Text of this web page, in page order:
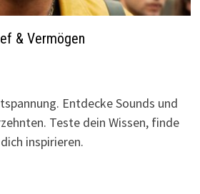
& Vermögen
Entdecke Sounds und
Teste dein Wissen, finde
inspirieren.